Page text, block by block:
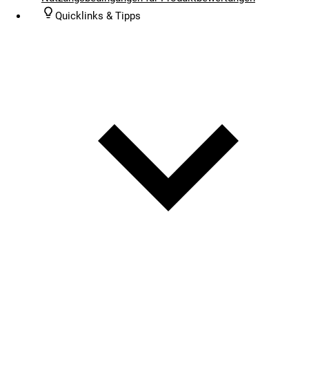
Quicklinks & Tipps